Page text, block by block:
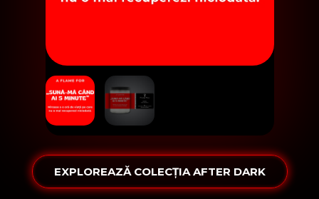
EXPLOREAZĂ COLECȚIA AFTER DARK